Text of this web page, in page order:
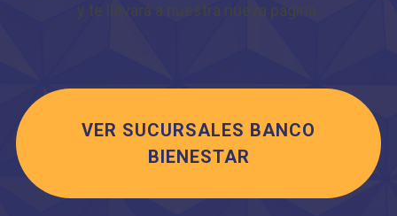
y te llevará a nuestra nueva página.
VER SUCURSALES BANCO
BIENESTAR